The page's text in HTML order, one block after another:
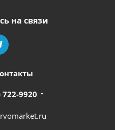
на связи
722-9920